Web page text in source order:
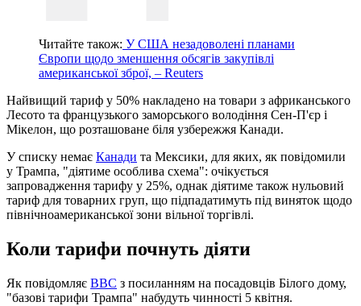
Читайте також: У США незадоволені планами
Європи щодо зменшення обсягів закупівлі
американської зброї, – Reuters
Найвищий тариф у 50% накладено на товари з африканського
Лесото та французького заморського володіння Сен-П'єр і
Мікелон, що розташоване біля узбережжя Канади.
У списку немає Канади та Мексики, для яких, як повідомили
у Трампа, "діятиме особлива схема": очікується
запровадження тарифу у 25%, однак діятиме також нульовий
тариф для товарних груп, що підпадатимуть під виняток щодо
північноамериканської зони вільної торгівлі.
Коли тарифи почнуть діяти
Як повідомляє BBC з посиланням на посадовців Білого дому,
"базові тарифи Трампа" набудуть чинності 5 квітня.